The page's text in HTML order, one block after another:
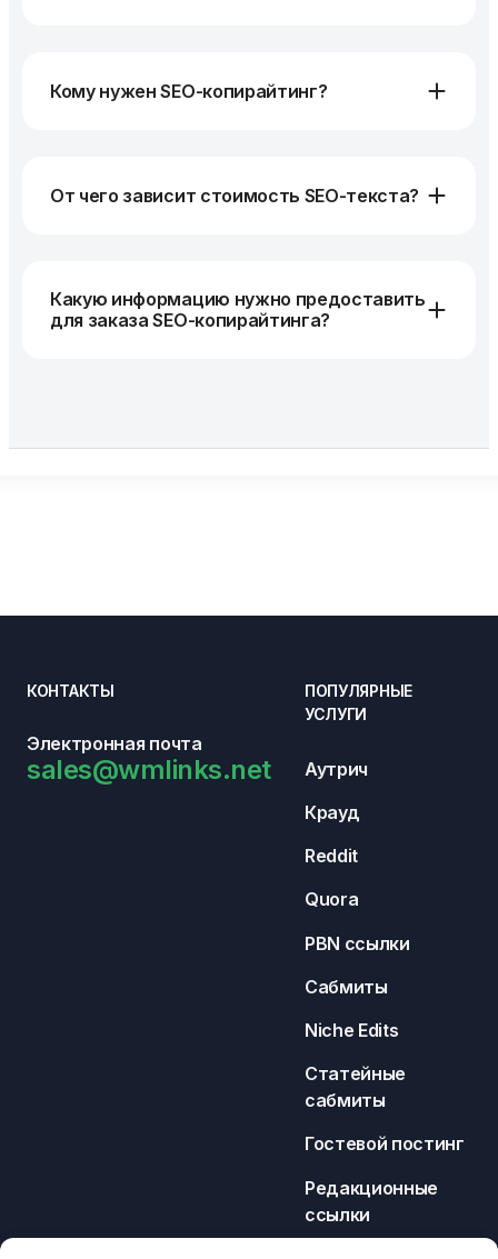
Кому нужен SEO-копирайтинг?
От чего зависит стоимость SEO-текста?
Какую информацию нужно предоставить
для заказа SEO-копирайтинга?
КОНТАКТЫ
Электронная почта
sales@wmlinks.net
ПОПУЛЯРНЫЕ
УСЛУГИ
Аутрич
Крауд
Reddit
Quora
PBN ссылки
Сабмиты
Niche Edits
Статейные
сабмиты
Гостевой постинг
Редакционные
ссылки